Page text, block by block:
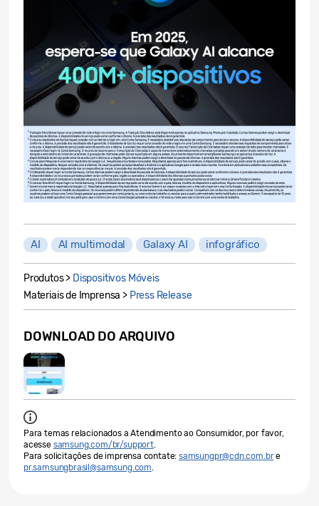
AI AI multimodal Galaxy AI infográfico
Produtos > Dispositivos Móveis
Materiais de Imprensa > Press Release
DOWNLOAD DO ARQUIVO
Para temas relacionados a Atendimento ao Consumidor, por favor,
acesse samsung.com/br/support.
Para solicitações de imprensa contate: samsungpr@cdn.com.bre
pr.samsungbrasil@samsung.com.